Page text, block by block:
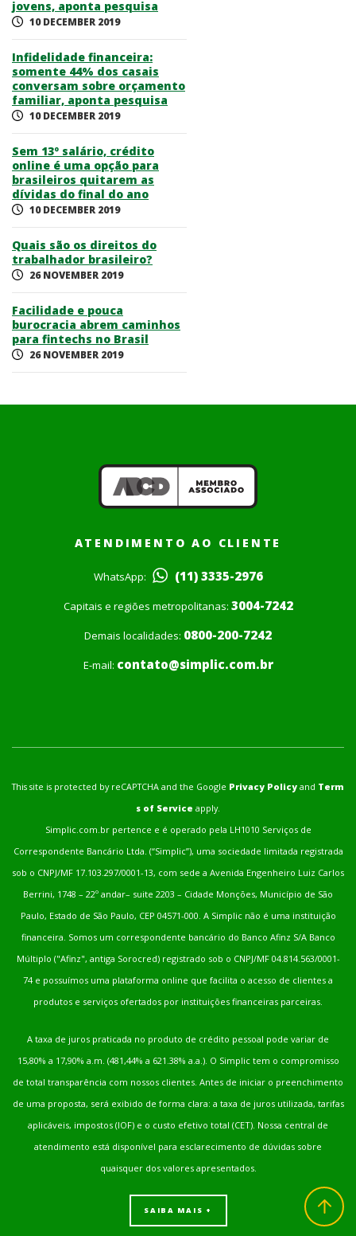
jovens, aponta pesquisa
10 DECEMBER 2019
Infidelidade financeira:
somente 44% dos casais
conversam sobre orçamento
familiar, aponta pesquisa
10 DECEMBER 2019
Sem 13º salário, crédito
online é uma opção para
brasileiros quitarem as
dívidas do final do ano
10 DECEMBER 2019
Quais são os direitos do
trabalhador brasileiro?
26 NOVEMBER 2019
Facilidade e pouca
burocracia abrem caminhos
para fintechs no Brasil
26 NOVEMBER 2019
ATENDIMENTO AO CLIENTE
WhatsApp: (11) 3335-2976
Capitais e regiões metropolitanas: 3004-7242
Demais localidades: 0800-200-7242
E-mail: contato@simplic.com.br
This site is protected by reCAPTCHA and the Google Privacy Policy and Term
s of Service apply.
Simplic.com.br pertence e é operado pela LH1010 Serviços de
Correspondente Bancário Ltda. (“Simplic”), uma sociedade limitada registrada
sob o CNPJ/MF 17.103.297/0001-13, com sede a Avenida Engenheiro Luiz Carlos
Berrini, 1748 – 22º andar– suite 2203 – Cidade Monções, Município de São
Paulo, Estado de São Paulo, CEP 04571-000. A Simplic não é uma instituição
financeira. Somos um correspondente bancário do Banco Afinz S/A Banco
Múltiplo ("Afinz", antiga Sorocred) registrado sob o CNPJ/MF 04.814.563/0001-
74 e possuímos uma plataforma online que facilita o acesso de clientes a
produtos e serviços ofertados por instituições financeiras parceiras.
A taxa de juros praticada no produto de crédito pessoal pode variar de
15,80% a 17,90% a.m. (481,44% a 621.38% a.a.). O Simplic tem o compromisso
de total transparência com nossos clientes. Antes de iniciar o preenchimento
de uma proposta, será exibido de forma clara: a taxa de juros utilizada, tarifas
aplicáveis, impostos (IOF) e o custo efetivo total (CET). Nossa central de
atendimento está disponível para esclarecimento de dúvidas sobre
quaisquer dos valores apresentados.
SAIBA MAIS +
Voltar
ao
topo